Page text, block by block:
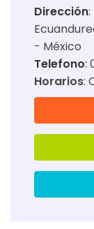
Dirección:
- México
Telefono:
Horarios: